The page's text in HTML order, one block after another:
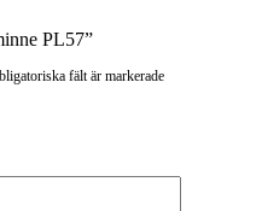
PL57”
fält är markerade